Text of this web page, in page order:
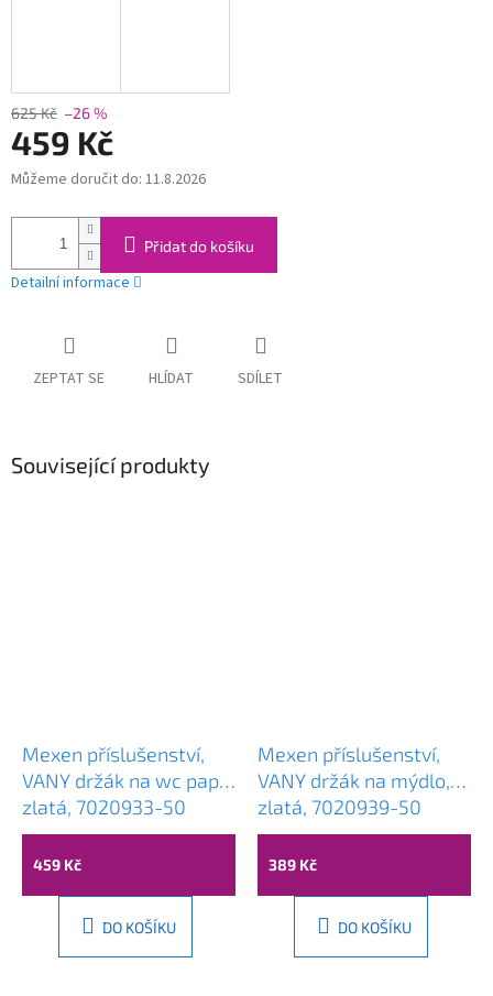
625 Kč –26 %
459 Kč
Měrná
Můžeme doručit do: 11.8.2026
Přidat do košíku
Detailní informace
ZEPTAT SE HLÍDAT SDÍLET
Související produkty
Mexen příslušenství,
VANY držák na wc papír,
zlatá, 7020933-50
459 Kč
DO KOŠÍKU
Mexen příslušenství,
VANY držák na mýdlo,
zlatá, 7020939-50
389 Kč
DO KOŠÍKU